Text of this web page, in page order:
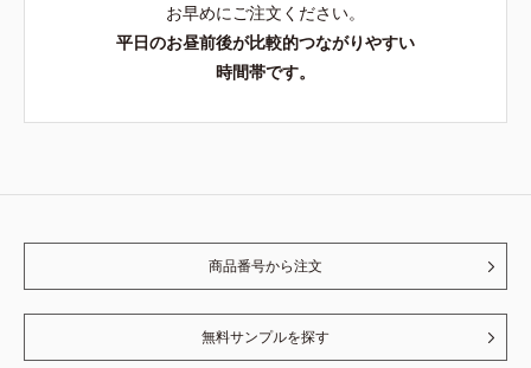
お早めにご注文ください。
平日のお昼前後が比較的つながりやすい
時間帯です。
商品番号から注文
無料サンプルを探す